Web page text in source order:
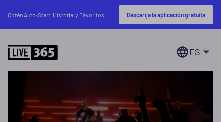
Obtén Auto-Start, Historial y Favoritos Descarga la aplicación gratuita
ES